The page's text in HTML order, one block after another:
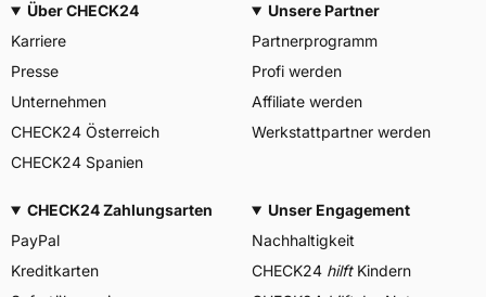
Über CHECK24
Karriere
Presse
Unternehmen
CHECK24 Österreich
CHECK24 Spanien
Unsere Partner
Partnerprogramm
Profi werden
Affiliate werden
Werkstattpartner werden
CHECK24 Zahlungsarten
PayPal
Kreditkarten
Unser Engagement
Nachhaltigkeit
CHECK24 hilftKindern